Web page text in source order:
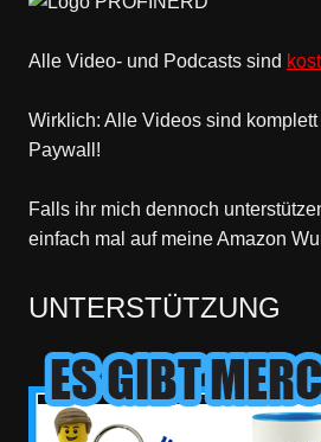
Alle Video- und Podcasts sind
Wirklich: Alle Videos sind
Paywall!
Falls ihr mich dennoch
einfach mal auf meine Amazon
UNTERSTÜTZUNG